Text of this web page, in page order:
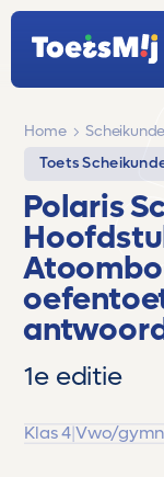
Home Scheikunde
Toets
Polaris
1e editie
Klas 4|Vwo/